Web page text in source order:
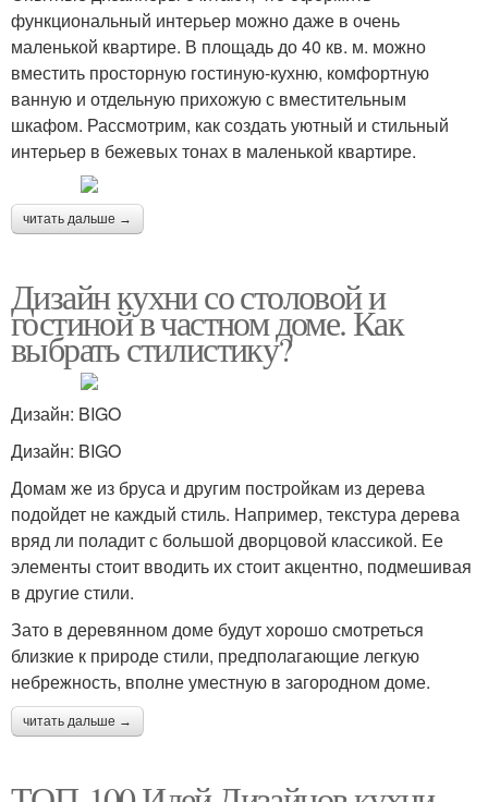
функциональный интерьер можно даже в очень
маленькой квартире. В площадь до 40 кв. м. можно
вместить просторную гостиную-кухню, комфортную
ванную и отдельную прихожую с вместительным
шкафом. Рассмотрим, как создать уютный и стильный
интерьер в бежевых тонах в маленькой квартире.
читать дальше →
Дизайн кухни со столовой и
гостиной в частном доме. Как
выбрать стилистику?
Дизайн: BIGO
Дизайн: BIGO
Домам же из бруса и другим постройкам из дерева
подойдет не каждый стиль. Например, текстура дерева
вряд ли поладит с большой дворцовой классикой. Ее
элементы стоит вводить их стоит акцентно, подмешивая
в другие стили.
Зато в деревянном доме будут хорошо смотреться
близкие к природе стили, предполагающие легкую
небрежность, вполне уместную в загородном доме.
читать дальше →